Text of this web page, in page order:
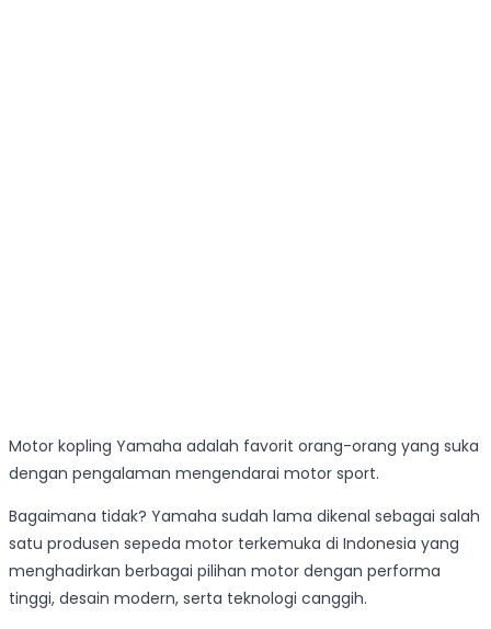
Motor kopling Yamaha adalah favorit orang-orang yang suka
dengan pengalaman mengendarai motor sport.
Bagaimana tidak? Yamaha sudah lama dikenal sebagai salah
satu produsen sepeda motor terkemuka di Indonesia yang
menghadirkan berbagai pilihan motor dengan performa
tinggi, desain modern, serta teknologi canggih.